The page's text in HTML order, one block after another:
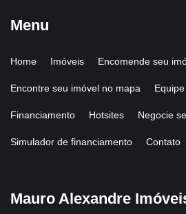
Menu
Home Imóveis Encomende seu
Encontre seu imóvel no mapa Equipe
Financiamento Hotsites Negocie
Simulador de financiamento Contato
Mauro Alexandre